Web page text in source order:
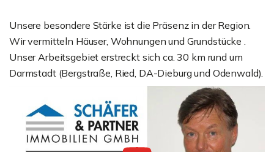
Unsere besondere Stärke ist die Präsenz in der Region.
Wir vermitteln Häuser, Wohnungen und Grundstücke .
Unser Arbeitsgebiet erstreckt sich ca. 30 km rund um
Darmstadt (Bergstraße, Ried, DA-Dieburg und Odenwald).